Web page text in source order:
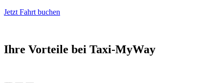
Jetzt Fahrt buchen
Ihre Vorteile bei Taxi-MyWay